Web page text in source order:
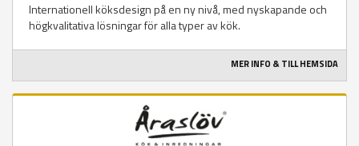
Internationell köksdesign på en ny nivå, med nyskapande och
högkvalitativa lösningar för alla typer av kök.
MER INFO & TILL HEMSIDA